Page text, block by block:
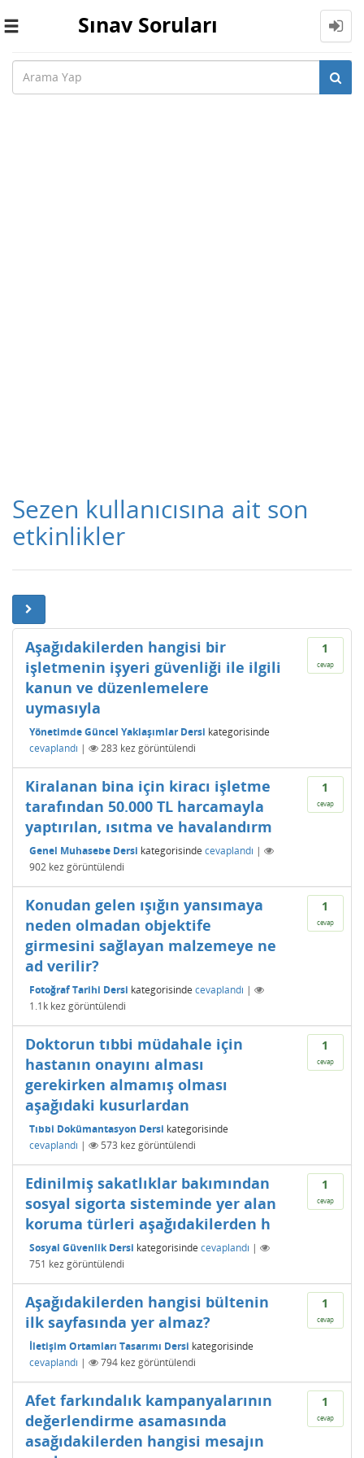
Toggle
Sınav Soruları
Sezen kullanıcısına ait son
etkinlikler
1
cevap
Aşağıdakilerden hangisi bir
işletmenin işyeri güvenliği ile ilgili
kanun ve düzenlemelere
uymasıyla
Yönetimde Güncel Yaklaşımlar Dersi kategorisinde
cevaplandı | 283 kez görüntülendi
1
cevap
Kiralanan bina için kiracı işletme
tarafından 50.000 TL harcamayla
yaptırılan, ısıtma ve havalandırm
Genel Muhasebe Dersi kategorisinde cevaplandı |
902 kez görüntülendi
1
cevap
Konudan gelen ışığın yansımaya
neden olmadan objektife
girmesini sağlayan malzemeye ne
ad verilir?
Fotoğraf Tarihi Dersi kategorisinde cevaplandı |
1.1k kez görüntülendi
1
cevap
Doktorun tıbbi müdahale için
hastanın onayını alması
gerekirken almamış olması
aşağıdaki kusurlardan
Tıbbi Dokümantasyon Dersi kategorisinde
cevaplandı | 573 kez görüntülendi
1
cevap
Edinilmiş sakatlıklar bakımından
sosyal sigorta sisteminde yer alan
koruma türleri aşağıdakilerden h
Sosyal Güvenlik Dersi kategorisinde cevaplandı |
751 kez görüntülendi
1
cevap
Aşağıdakilerden hangisi bültenin
ilk sayfasında yer almaz?
İletişim Ortamları Tasarımı Dersi kategorisinde
cevaplandı | 794 kez görüntülendi
1
cevap
Afet farkındalık kampanyalarının
değerlendirme asamasında
asağıdakilerden hangisi mesajın